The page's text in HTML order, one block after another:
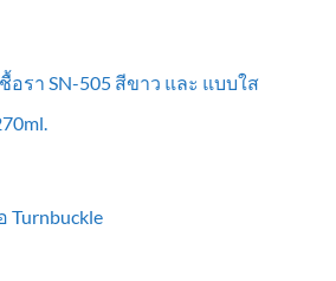
รา SN-505 สีขาว และ แบบใส
Turnbuckle